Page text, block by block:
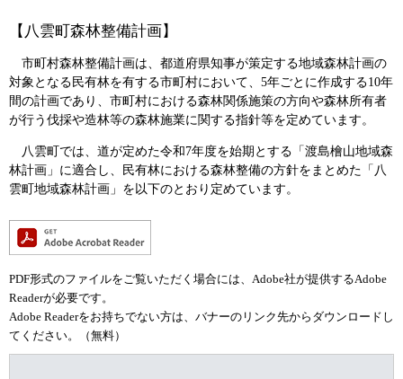
【八雲町森林整備計画】
市町村森林整備計画は、都道府県知事が策定する地域森林計画の
対象となる民有林を有する市町村において、5年ごとに作成する10年
間の計画であり、市町村における森林関係施策の方向や森林所有者
が行う伐採や造林等の森林施業に関する指針等を定めています。
八雲町では、道が定めた令和7年度を始期とする「渡島檜山地域森
林計画」に適合し、民有林における森林整備の方針をまとめた「八
雲町地域森林計画」を以下のとおり定めています。
PDF形式のファイルをご覧いただく場合には、Adobe社が提供するAdobe
Readerが必要です。
Adobe Readerをお持ちでない方は、バナーのリンク先からダウンロードし
てください。（無料）